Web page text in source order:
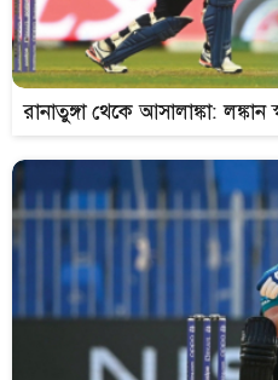
রানাতুঙ্গা থেকে আসালাঙ্কা: